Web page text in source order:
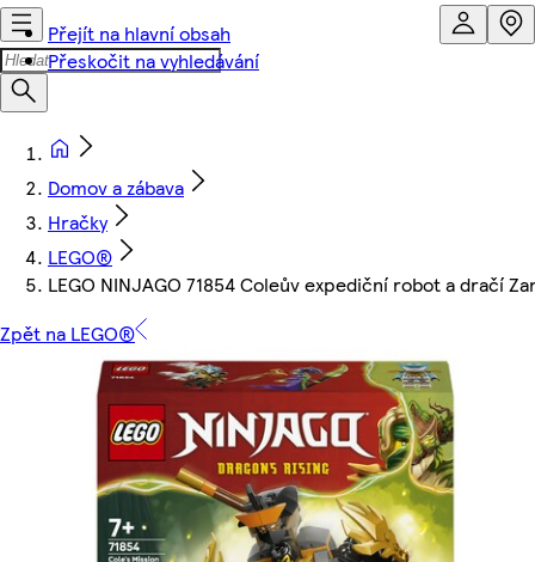
Přejít na hlavní obsah
Přeskočit na vyhledávání
Domov a zábava
Hračky
LEGO®
LEGO NINJAGO 71854 Coleův expediční robot a dračí
Zpět na LEGO®